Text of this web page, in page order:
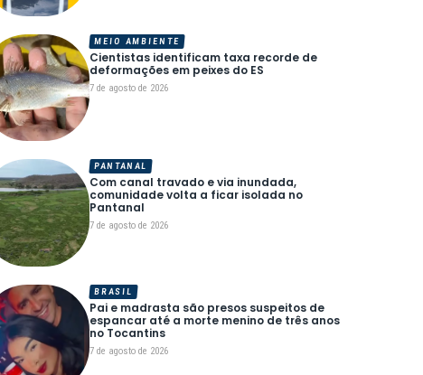
Cientistas identificam taxa recorde de
deformações em peixes do ES
7 de agosto de 2026
MEIO AMBIENTE
Com canal travado e via inundada,
comunidade volta a ficar isolada no
Pantanal
7 de agosto de 2026
PANTANAL
Pai e madrasta são presos suspeitos de
espancar até a morte menino de três anos
no Tocantins
7 de agosto de 2026
BRASIL